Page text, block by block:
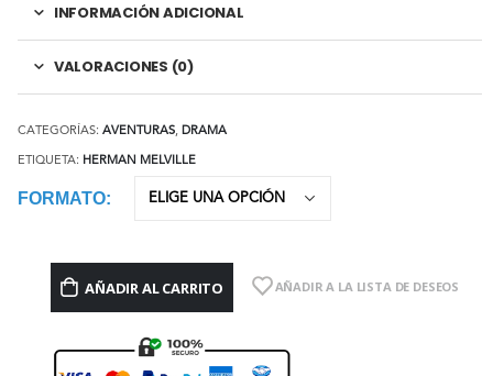
INFORMACIÓN ADICIONAL
VALORACIONES (0)
CATEGORÍAS: AVENTURAS, DRAMA
ETIQUETA: HERMAN MELVILLE
FORMATO
AÑADIR AL CARRITO AÑADIR A LA LISTA DE DESEOS